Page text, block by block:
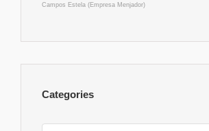
Campos Estela (Empresa Menjador)
Categories
Categories